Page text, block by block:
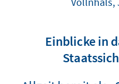
Einblicke in